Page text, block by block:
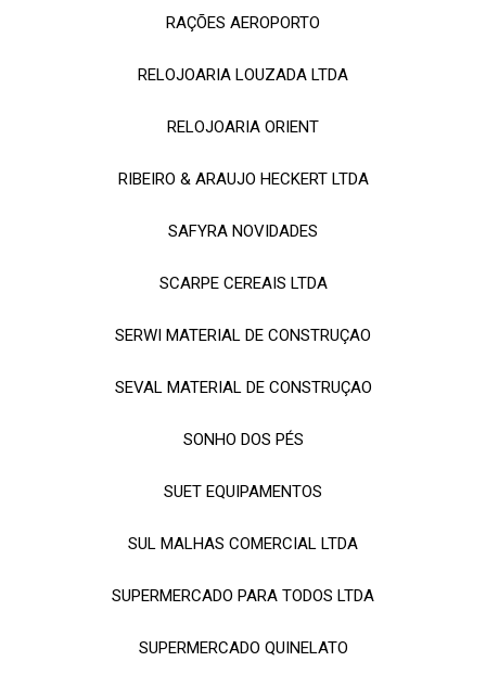
RAÇÕES AEROPORTO
RELOJOARIA LOUZADA LTDA
RELOJOARIA ORIENT
RIBEIRO & ARAUJO HECKERT LTDA
SAFYRA NOVIDADES
SCARPE CEREAIS LTDA
SERWI MATERIAL DE CONSTRUÇAO
SEVAL MATERIAL DE CONSTRUÇAO
SONHO DOS PÉS
SUET EQUIPAMENTOS
SUL MALHAS COMERCIAL LTDA
SUPERMERCADO PARA TODOS LTDA
SUPERMERCADO QUINELATO